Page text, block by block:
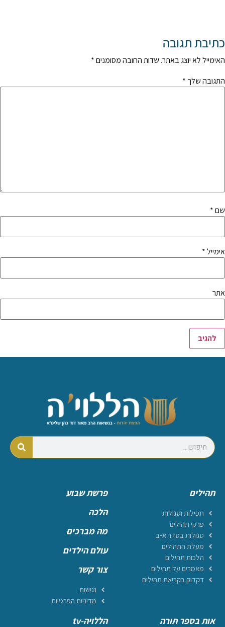
כתיבת תגובה
האימייל לא יוצג באתר. שדות החובה מסומנים*
התגובה שלך *
שם*
אימייל*
אתר
תהילים
תפילות וסגולות
פרקי תהילים
סגולות בסדר א-ב
מעלת התהילים
הלכות תהילים
מאמרים על תהילים
דקדוק בקריאת תהילים
פרשת שבוע
הלכה
מה מברכים
עולם הילדים
צור קשר
נגישות
מדיניות הפרטיות
אות בספר תורה הללויה-tv